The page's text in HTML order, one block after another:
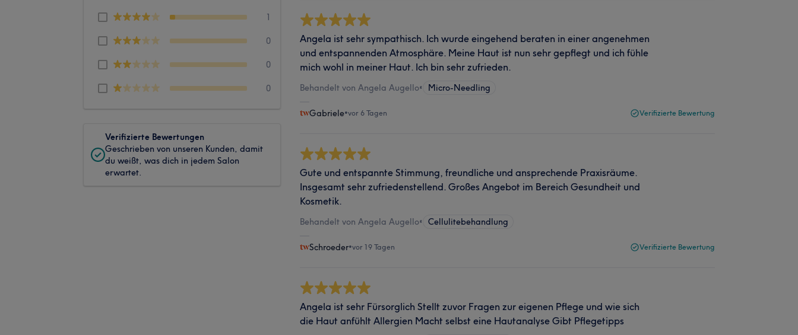
1
0
0
0
Verifizierte Bewertungen
Geschrieben von unseren Kunden, damit
du weißt, was dich in jedem Salon
erwartet.
Angela ist sehr sympathisch. Ich wurde eingehend beraten in einer angenehmen
und entspannenden Atmosphäre. Meine Haut ist nun sehr gepflegt und ich fühle
mich wohl in meiner Haut. Ich bin sehr zufrieden.
Behandelt von Angela Augello• Micro-Needling
Gabriele•vor 6 Tagen Verifizierte Bewertung
Gute und entspannte Stimmung, freundliche und ansprechende Praxisräume.
Insgesamt sehr zufriedenstellend. Großes Angebot im Bereich Gesundheit und
Kosmetik.
Behandelt von Angela Augello• Cellulitebehandlung
Schroeder•vor 19 Tagen Verifizierte Bewertung
Angela ist sehr Fürsorglich Stellt zuvor Fragen zur eigenen Pflege und wie sich
die Haut anfühlt Allergien Macht selbst eine Hautanalyse Gibt Pflegetipps